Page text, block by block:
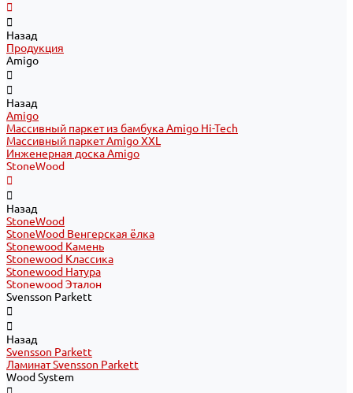
Назад
Продукция
Amigo
Назад
Amigo
Массивный паркет из бамбука Amigo Hi-Tech
Массивный паркет Amigo XXL
Инженерная доска Amigo
StoneWood
Назад
StoneWood
StoneWood Венгерская ёлка
Stonewood Камень
Stonewood Классика
Stonewood Натура
Stonewood Эталон
Svensson Parkett
Назад
Svensson Parkett
Ламинат Svensson Parkett
Wood System